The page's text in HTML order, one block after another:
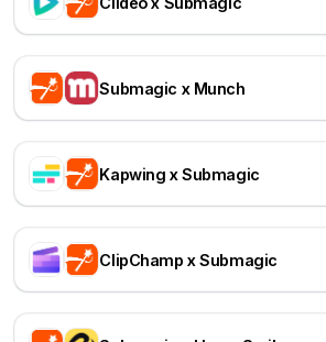
Submagic x Munch
Kapwing x Submagic
ClipChamp x Submagic